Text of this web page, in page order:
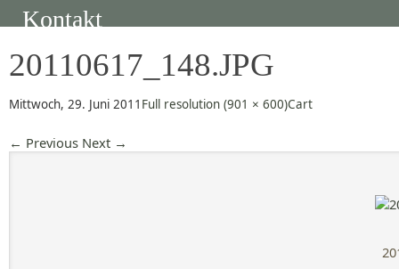
Kontakt
20110617_148.JPG
Mittwoch, 29. Juni 2011 Full resolution (901 × 600)Cart
← Previous Next →